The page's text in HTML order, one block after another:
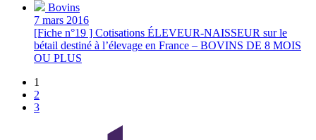
Bovins
7 mars 2016
[Fiche n°19 ] Cotisations ÉLEVEUR-NAISSEUR sur le
bétail destiné à l’élevage en France – BOVINS DE 8 MOIS
OU PLUS
1
2
3